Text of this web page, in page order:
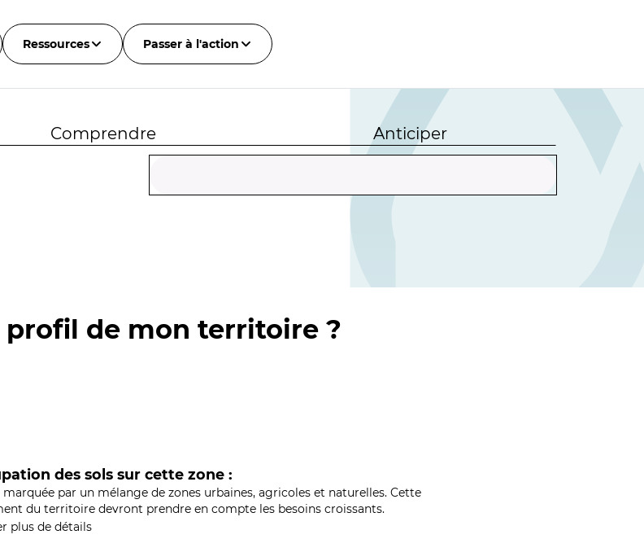
Ressources Passer à l'action
Comprendre Anticiper
profil de mon territoire ?
des sols sur cette zone :
par un mélange de zones urbaines, agricoles et naturelles. Cette
du territoire devront prendre en compte les besoins croissants.
plus de détails